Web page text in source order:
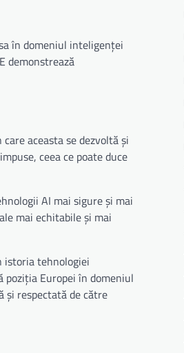
în domeniul inteligenței
demonstrează
aceasta se dezvoltă și
ceea ce poate duce
AI mai sigure și mai
mai echitabile și mai
istoria tehnologiei
poziția Europei în domeniul
și respectată de către